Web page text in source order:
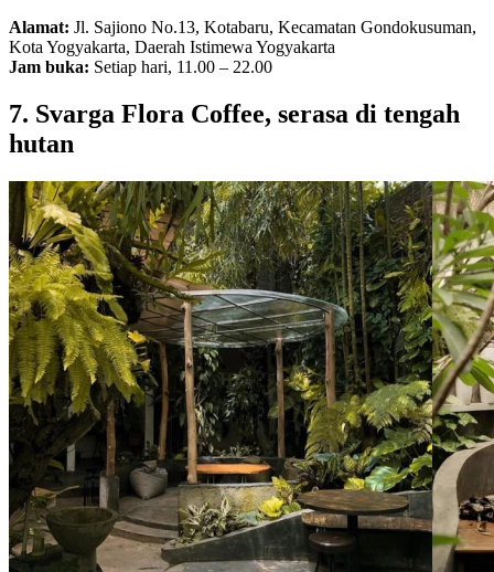
Alamat: Jl. Sajiono No.13, Kotabaru, Kecamatan Gondokusuman,
Kota Yogyakarta, Daerah Istimewa Yogyakarta
Jam buka: Setiap hari, 11.00 – 22.00
7. Svarga Flora Coffee, serasa di tengah
hutan